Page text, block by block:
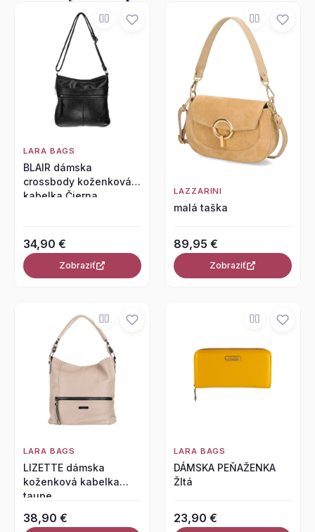
LARA BAGS
BLAIR dámska
crossbody koženková
kabelka Čierna
34,90 €
Zobraziť
LAZZARINI
malá taška
89,95 €
Zobraziť
LARA BAGS
LIZETTE dámska
koženková kabelka
taupe
38,90 €
LARA BAGS
DÁMSKA PEŇAŽENKA
Žltá
23,90 €